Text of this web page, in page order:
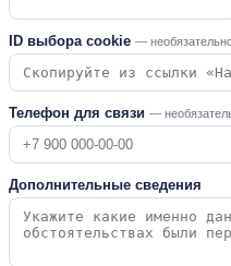
ID выбора cookie —
Телефон для связи —
Дополнительные сведения